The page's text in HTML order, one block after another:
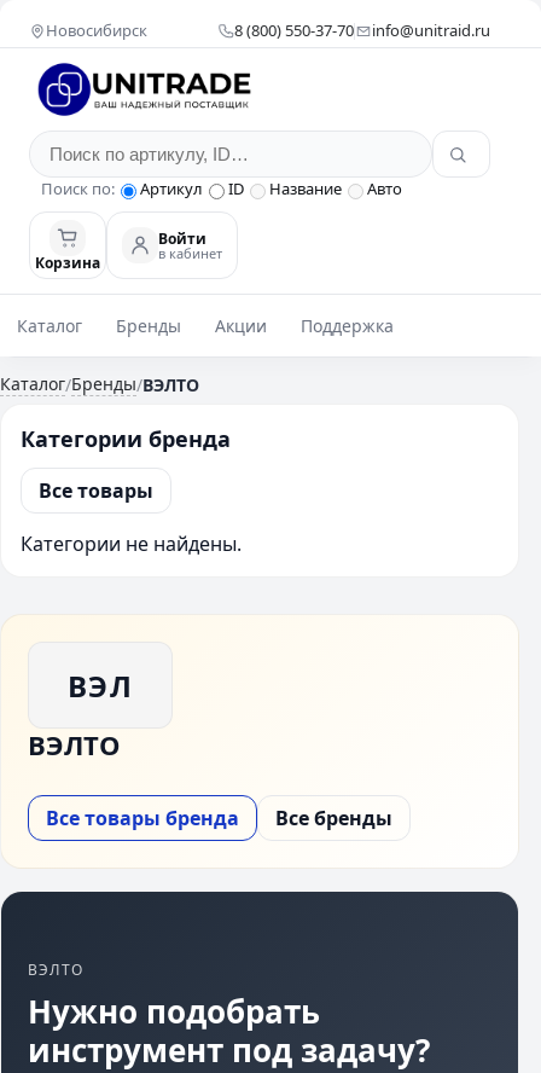
Новосибирск 8 (800) 550-37-70 info@unitraid.ru
Поиск по: Артикул ID Название Авто
Корзина
Войти
в кабинет
Каталог Бренды Акции Поддержка
Каталог/Бренды/ВЭЛТО
Категории бренда
Все товары
Категории не найдены.
ВЭЛ
ВЭЛТО
Все товары бренда Все бренды
ВЭЛТО
Нужно подобрать
инструмент под задачу?